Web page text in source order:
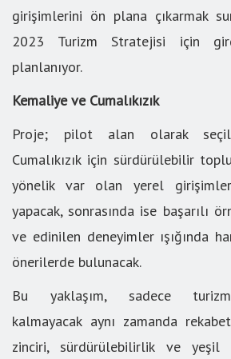
girişimlerini ön plana çıkarmak
2023 Turizm Stratejisi için
planlanıyor.
Kemaliye ve Cumalıkızık
Proje; pilot alan olarak
Cumalıkızık için sürdürülebilir
yönelik var olan yerel
yapacak, sonrasında ise başarılı
ve edinilen deneyimler ışığında
önerilerde bulunacak.
Bu yaklaşım, sadece
kalmayacak aynı zamanda
zinciri, sürdürülebilirlik ve